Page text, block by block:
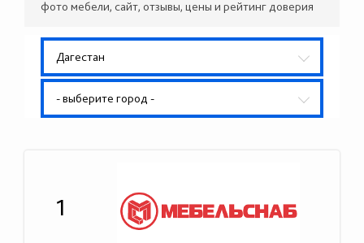
фото мебели, сайт, отзывы, цены и рейтинг доверия
Дагестан
- выберите город -
1